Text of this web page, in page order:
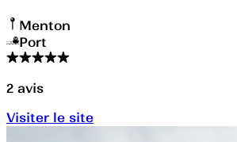
Menton
Port
2 avis
Visiter le site